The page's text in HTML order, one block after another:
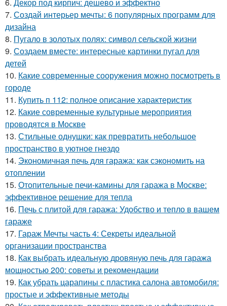
7. Создай интерьер мечты: 6 популярных программ для
дизайна
8. Пугало в золотых полях: символ сельской жизни
9. Создаем вместе: интересные картинки пугал для
детей
10. Какие современные сооружения можно посмотреть в
городе
11. Купить п 112: полное описание характеристик
12. Какие современные культурные мероприятия
проводятся в Москве
13. Стильные однушки: как превратить небольшое
пространство в уютное гнездо
14. Экономичная печь для гаража: как сэкономить на
отоплении
15. Отопительные печи-камины для гаража в Москве:
эффективное решение для тепла
16. Печь с плитой для гаража: Удобство и тепло в вашем
гараже
17. Гараж Мечты часть 4: Секреты идеальной
организации пространства
18. Как выбрать идеальную дровяную печь для гаража
мощностью 200: советы и рекомендации
19. Как убрать царапины с пластика салона автомобиля:
простые и эффективные методы